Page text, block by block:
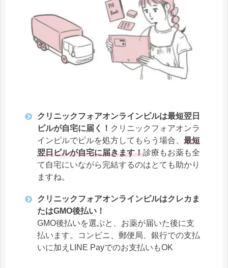
クリニックフォアオンラインピルは最短翌日
ピルが自宅に届く！ クリニックフォアオンラ
インピルでピルを処方してもらう場合、 最短
翌日ピルが自宅に届きます！診療もお薬も全
て自宅にいながら完結するのはとても助かり
ますね。
クリニックフォアオンラインピルはクレカま
たはGMO後払い！
GMO後払いを選ぶと、お薬が届いた後に支
払います。コンビニ、郵便局、銀行での支払
いに加えLINE Payでのお支払いもOK